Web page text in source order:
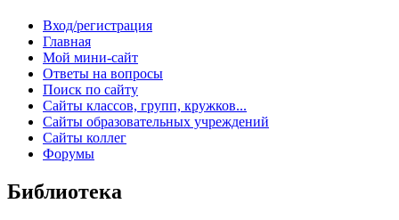
Вход/регистрация
Главная
Мой мини-сайт
Ответы на вопросы
Поиск по сайту
Сайты классов, групп, кружков...
Сайты образовательных учреждений
Сайты коллег
Форумы
Библиотека